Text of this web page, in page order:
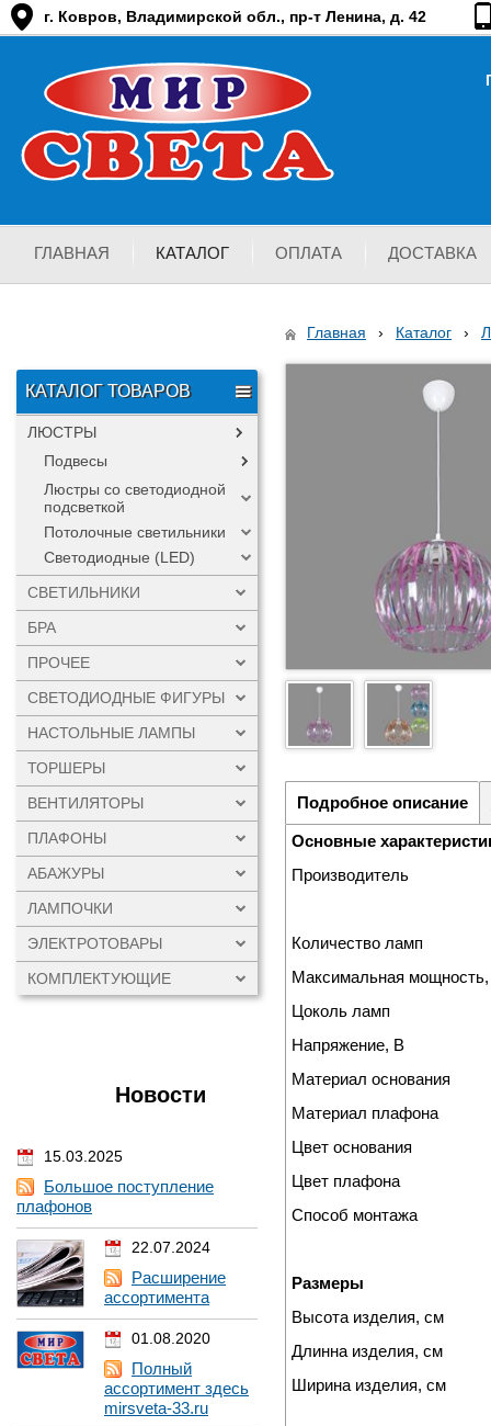
г. Ковров, Владимирской обл., пр-т Ленина, д. 42
ГЛАВНАЯ КАТАЛОГ ОПЛАТА ДОСТАВКА
КАТАЛОГ ТОВАРОВ
ЛЮСТРЫ
Подвесы
Люстры со светодиодной
подсветкой
Потолочные светильники
Светодиодные (LED)
СВЕТИЛЬНИКИ
БРА
ПРОЧЕЕ
СВЕТОДИОДНЫЕ ФИГУРЫ
НАСТОЛЬНЫЕ ЛАМПЫ
ТОРШЕРЫ
ВЕНТИЛЯТОРЫ
ПЛАФОНЫ
АБАЖУРЫ
ЛАМПОЧКИ
ЭЛЕКТРОТОВАРЫ
КОМПЛЕКТУЮЩИЕ
Новости
15.03.2025
Большое поступление
плафонов
22.07.2024
Расширение
ассортимента
01.08.2020
Полный
ассортимент здесь
mirsveta-33.ru
Главная › Каталог ›
Подробное описание
Основные
Производитель
Количество ламп
Максимальная
Цоколь ламп
Напряжение, В
Материал основания
Материал плафона
Цвет основания
Цвет плафона
Способ монтажа
Размеры
Высота изделия, см
Длинна изделия, см
Ширина изделия, см